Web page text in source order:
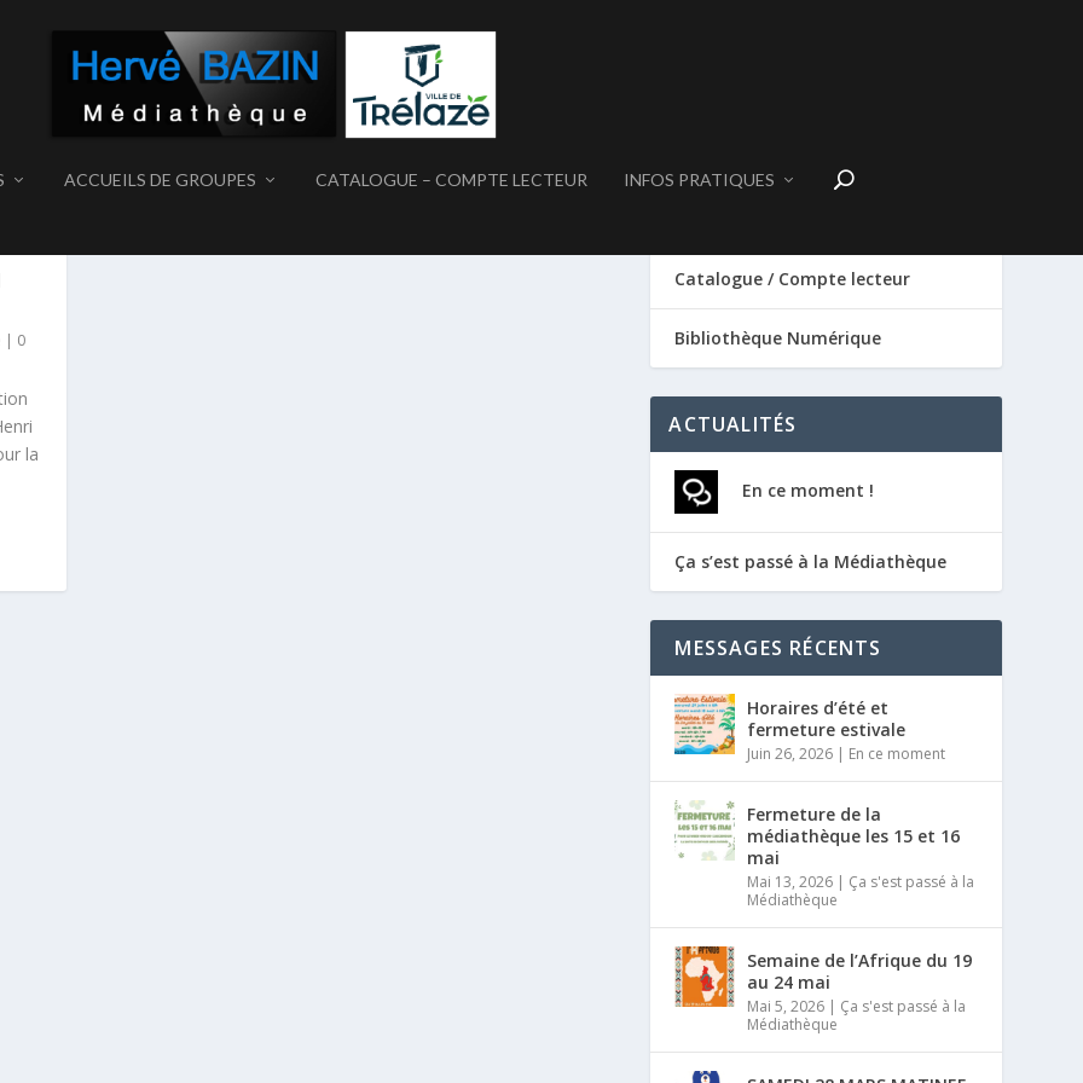
ACCUEILS DE GROUPES CATALOGUE – COMPTE LECTEUR INFOS PRATIQUES
| 0
la
Catalogue / Compte lecteur
Bibliothèque Numérique
ACTUALITÉS
En ce moment !
Ça s’est passé à la Médiathèque
MESSAGES RÉCENTS
Horaires d’été et
fermeture estivale
Juin 26, 2026 | En ce moment
Fermeture de la
médiathèque les 15 et 16
mai
Mai 13, 2026 | Ça s'est passé à la
Médiathèque
Semaine de l’Afrique du 19
au 24 mai
Mai 5, 2026 | Ça s'est passé à la
Médiathèque